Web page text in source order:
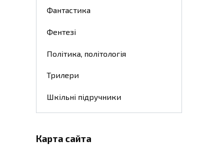
Фантастика
Фентезі
Політика, політологія
Трилери
Шкільні підручники
Карта сайта